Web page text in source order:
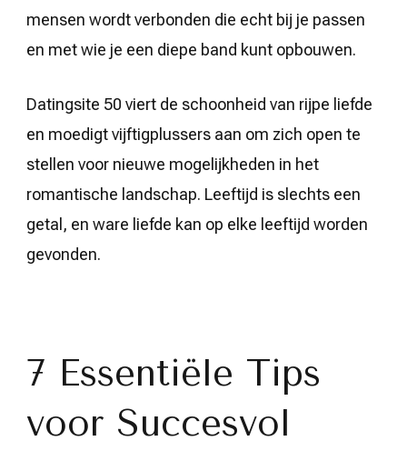
mensen wordt verbonden die echt bij je passen
en met wie je een diepe band kunt opbouwen.
Datingsite 50 viert de schoonheid van rijpe liefde
en moedigt vijftigplussers aan om zich open te
stellen voor nieuwe mogelijkheden in het
romantische landschap. Leeftijd is slechts een
getal, en ware liefde kan op elke leeftijd worden
gevonden.
7 Essentiële Tips
voor Succesvol